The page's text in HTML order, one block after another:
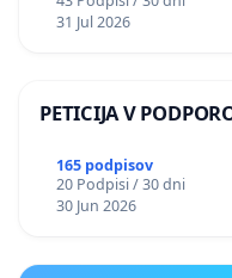
31 Jul 2026
PETICIJA V
165 podpisov
20 Podpisi / 30 dni
30 Jun 2026